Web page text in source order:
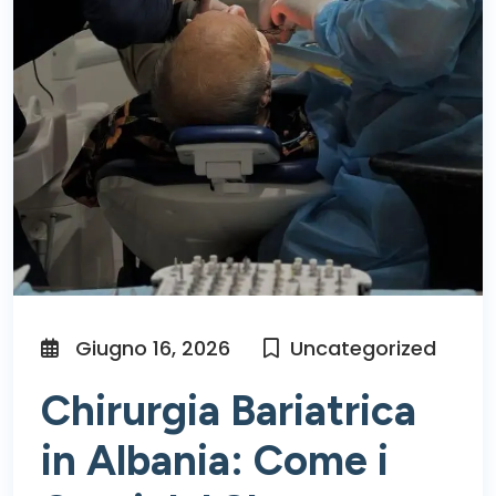
Giugno 16, 2026 Uncategorized
Chirurgia Bariatrica
in Albania: Come i